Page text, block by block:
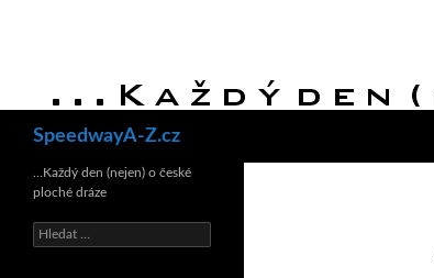
SpeedwayA-Z.cz
…Každý den (nejen) o české
ploché dráze
Vyhledávání
triumfu na domácí dráze!
dlouhodrážní titul!